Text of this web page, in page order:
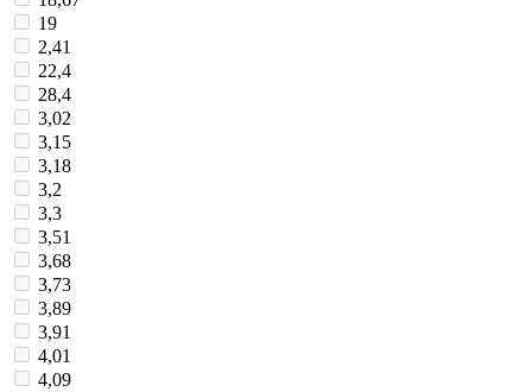
19
2,41
22,4
28,4
3,02
3,15
3,18
3,2
3,3
3,51
3,68
3,73
3,89
3,91
4,01
4,09